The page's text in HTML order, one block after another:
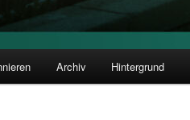
Archiv Hintergrund